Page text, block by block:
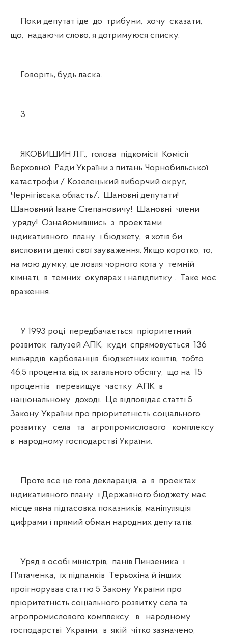
Поки депутат іде до трибуни, хочу сказати,
що, надаючи слово, я дотримуюся списку.
Говоріть, будь ласка.
3
ЯКОВИШИН Л.Г., голова підкомісії Комісії
Верховної Ради України з питань Чорнобильської
катастрофи / Козелецький виборчий округ,
Чернігівська область/. Шановні депутати!
Шановний Іване Степановичу! Шановні члени
уряду! Ознайомившись з проектами
індикативного плану і бюджету, я хотів би
висловити деякі свої зауваження. Якщо коротко, то,
на мою думку, це ловля чорного кота у темній
кімнаті, в темних окулярах і напідпитку . Таке моє
враження.
У 1993 році передбачається пріоритетний
розвиток галузей АПК, куди спрямовується 136
мільярдів карбованців бюджетних коштів, тобто
46,5 процента від їх загального обсягу, що на 15
процентів перевищує частку АПК в
національному доході. Це відповідає статті 5
Закону України про пріоритетність соціального
розвитку села та агропромислового комплексу
в народному господарстві України.
Проте все це гола декларація, а в проектах
індикативного плану і Державного бюджету має
місце явна підтасовка показників, маніпуляція
цифрами і прямий обман народних депутатів.
Уряд в особі міністрів, панів Пинзеника і
П'ятаченка, їх підпанків Терьохіна й інших
проігнорував статтю 5 Закону України про
пріоритетність соціального розвитку села та
агропромислового комплексу в народному
господарстві України, в якій чітко зазначено,